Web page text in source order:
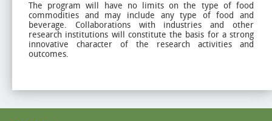
The program will have no limits on the type of food
commodities and may include any type of food and
beverage. Collaborations with industries and other
research institutions will constitute the basis for a strong
innovative character of the research activities and
outcomes.